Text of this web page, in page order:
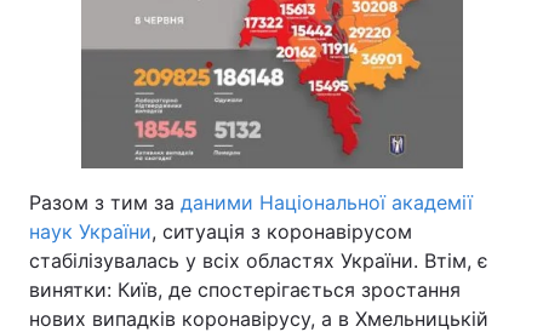
Разом з тим за даними Національної академії
наук України, ситуація з коронавірусом
стабілізувалась у всіх областях України. Втім, є
винятки: Київ, де спостерігається зростання
нових випадків коронавірусу, а в Хмельницькій